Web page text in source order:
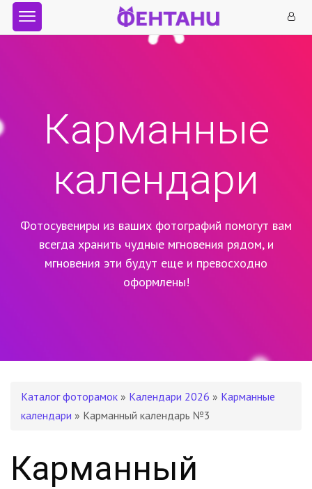
Карманные
календари
Фотосувениры из ваших фотографий помогут вам
всегда хранить чудные мгновения рядом, и
мгновения эти будут еще и превосходно
оформлены!
Каталог фоторамок » Календари 2026 » Карманные
календари » Карманный календарь №3
Карманный